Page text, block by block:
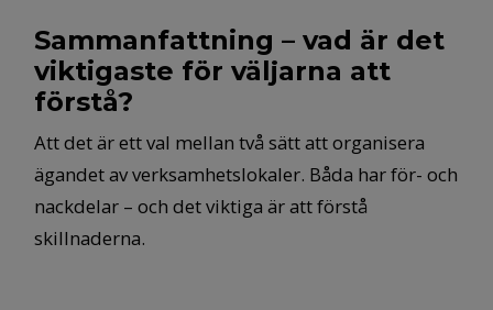
Sammanfattning – vad är det
viktigaste för väljarna att
förstå?
Att det är ett val mellan två sätt att organisera
ägandet av verksamhetslokaler. Båda har för- och
nackdelar – och det viktiga är att förstå
skillnaderna.